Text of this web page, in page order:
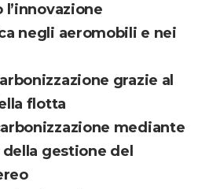
l’innovazione
negli aeromobili e nei
grazie al
flotta
mediante
gestione del